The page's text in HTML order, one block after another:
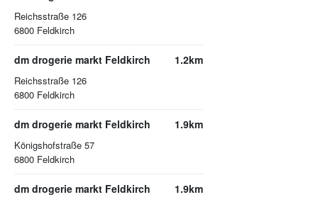
Reichsstraße 126
6800 Feldkirch
dm drogerie markt Feldkirch
Reichsstraße 126
6800 Feldkirch
1.2km
dm drogerie markt Feldkirch
Königshofstraße 57
6800 Feldkirch
1.9km
dm drogerie markt Feldkirch 1.9km